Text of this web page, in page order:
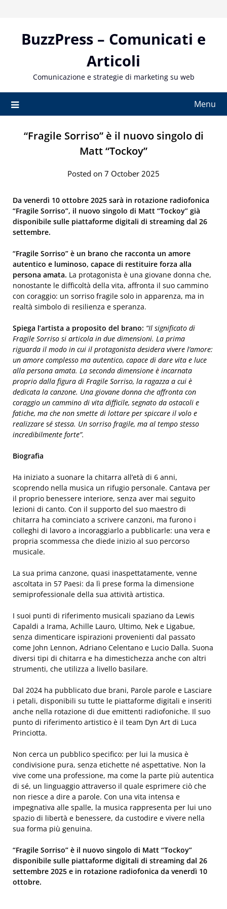
contentBuzzPress – Comunicati e
Articoli
Comunicazione e strategie di marketing su web
Menu
“Fragile Sorriso” è il nuovo singolo di
Matt “Tockoy”
Posted on 7 October 2025
Da venerdì 10 ottobre 2025 sarà in rotazione radiofonica
“Fragile Sorriso”, il nuovo singolo di Matt “Tockoy” già
disponibile sulle piattaforme digitali di streaming dal 26
settembre.
“Fragile Sorriso” è un brano che racconta un amore
autentico e luminoso, capace di restituire forza alla
persona amata. La protagonista è una giovane donna che,
nonostante le difficoltà della vita, affronta il suo cammino
con coraggio: un sorriso fragile solo in apparenza, ma in
realtà simbolo di resilienza e speranza.
Spiega l’artista a proposito del brano: “Il significato di
Fragile Sorriso si articola in due dimensioni. La prima
riguarda il modo in cui il protagonista desidera vivere l’amore:
un amore complesso ma autentico, capace di dare vita e luce
alla persona amata. La seconda dimensione è incarnata
proprio dalla figura di Fragile Sorriso, la ragazza a cui è
dedicata la canzone. Una giovane donna che affronta con
coraggio un cammino di vita difficile, segnato da ostacoli e
fatiche, ma che non smette di lottare per spiccare il volo e
realizzare sé stessa. Un sorriso fragile, ma al tempo stesso
incredibilmente forte”.
Biografia
Ha iniziato a suonare la chitarra all’età di 6 anni,
scoprendo nella musica un rifugio personale. Cantava per
il proprio benessere interiore, senza aver mai seguito
lezioni di canto. Con il supporto del suo maestro di
chitarra ha cominciato a scrivere canzoni, ma furono i
colleghi di lavoro a incoraggiarlo a pubblicarle: una vera e
propria scommessa che diede inizio al suo percorso
musicale.
La sua prima canzone, quasi inaspettatamente, venne
ascoltata in 57 Paesi: da lì prese forma la dimensione
semiprofessionale della sua attività artistica.
I suoi punti di riferimento musicali spaziano da Lewis
Capaldi a Irama, Achille Lauro, Ultimo, Nek e Ligabue,
senza dimenticare ispirazioni provenienti dal passato
come John Lennon, Adriano Celentano e Lucio Dalla. Suona
diversi tipi di chitarra e ha dimestichezza anche con altri
strumenti, che utilizza a livello basilare.
Dal 2024 ha pubblicato due brani, Parole parole e Lasciare
i petali, disponibili su tutte le piattaforme digitali e inseriti
anche nella rotazione di due emittenti radiofoniche. Il suo
punto di riferimento artistico è il team Dyn Art di Luca
Princiotta.
Non cerca un pubblico specifico: per lui la musica è
condivisione pura, senza etichette né aspettative. Non la
vive come una professione, ma come la parte più autentica
di sé, un linguaggio attraverso il quale esprimere ciò che
non riesce a dire a parole. Con una vita intensa e
impegnativa alle spalle, la musica rappresenta per lui uno
spazio di libertà e benessere, da custodire e vivere nella
sua forma più genuina.
“Fragile Sorriso” è il nuovo singolo di Matt “Tockoy”
disponibile sulle piattaforme digitali di streaming dal 26
settembre 2025 e in rotazione radiofonica da venerdì 10
ottobre.